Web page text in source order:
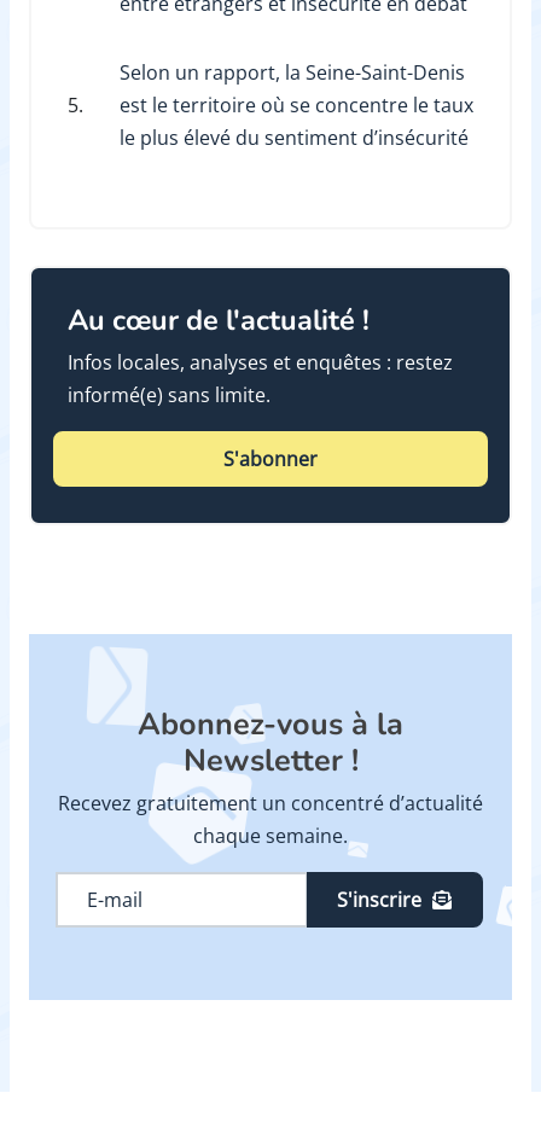
5.
Selon un rapport, la Seine-Saint-Denis
est le territoire où se concentre le taux
le plus élevé du sentiment d’insécurité
Au cœur de l'actualité !
Infos locales, analyses et enquêtes : restez
informé(e) sans limite.
S'abonner
Abonnez-vous à la
Newsletter !
Recevez gratuitement un concentré d’actualité
chaque semaine.
S'inscrire